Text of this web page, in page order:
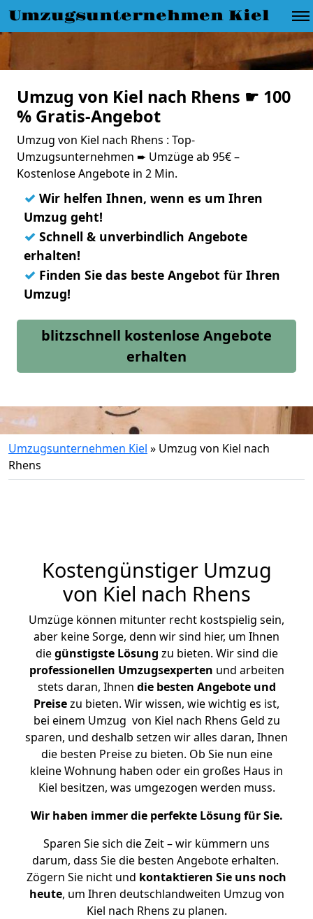
Umzugsunternehmen Kiel
Umzug von Kiel nach Rhens ☛ 100
% Gratis-Angebot
Umzug von Kiel nach Rhens : Top-
Umzugsunternehmen ➨ Umzüge ab 95€ –
Kostenlose Angebote in 2 Min.
✓ Wir helfen Ihnen, wenn es um Ihren
Umzug geht!
✓ Schnell & unverbindlich Angebote
erhalten!
✓ Finden Sie das beste Angebot für Ihren
Umzug!
blitzschnell kostenlose Angebote
erhalten
Umzugsunternehmen Kiel » Umzug von Kiel nach
Rhens
Kostengünstiger Umzug
von Kiel nach Rhens
Umzüge können mitunter recht kostspielig sein,
aber keine Sorge, denn wir sind hier, um Ihnen
diegünstigste Lösung zu bieten. Wir sind die
professionellen Umzugsexperten und arbeiten
stets daran, Ihnen die besten Angebote und
Preisezu bieten. Wir wissen, wie wichtig es ist,
bei einem Umzug von Kiel nach Rhens Geld zu
sparen, und deshalb setzen wir alles daran, Ihnen
die besten Preise zu bieten. Ob Sie nun eine
kleine Wohnung haben oder ein großes Haus in
Kiel besitzen, was umgezogen werden muss.
Wir haben immer die perfekte Lösung für Sie.
Sparen Sie sich die Zeit – wir kümmern uns
darum, dass Sie die besten Angebote erhalten.
Zögern Sie nicht und kontaktieren Sie uns noch
heute, um Ihren deutschlandweiten Umzug von
Kiel nach Rhens zu planen.